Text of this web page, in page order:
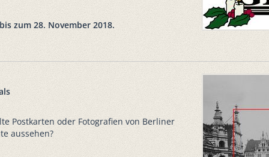
zum 28. November 2018.
Postkarten oder Fotografien von Berliner
aussehen?